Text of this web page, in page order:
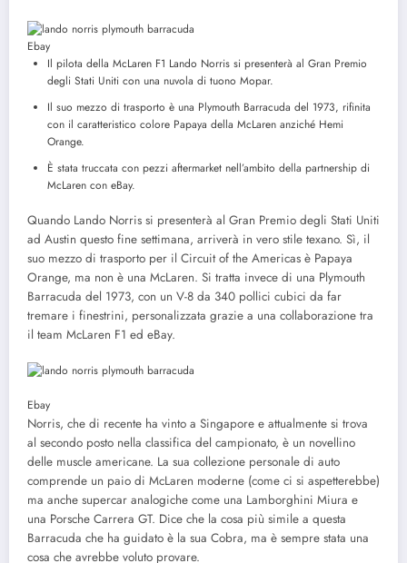
Ebay
Il pilota della McLaren F1 Lando Norris si presenterà al Gran Premio
degli Stati Uniti con una nuvola di tuono Mopar.
Il suo mezzo di trasporto è una Plymouth Barracuda del 1973, rifinita
con il caratteristico colore Papaya della McLaren anziché Hemi
Orange.
È stata truccata con pezzi aftermarket nell’ambito della partnership di
McLaren con eBay.
Quando Lando Norris si presenterà al Gran Premio degli Stati Uniti
ad Austin questo fine settimana, arriverà in vero stile texano. Sì, il
suo mezzo di trasporto per il Circuit of the Americas è Papaya
Orange, ma non è una McLaren. Si tratta invece di una Plymouth
Barracuda del 1973, con un V-8 da 340 pollici cubici da far
tremare i finestrini, personalizzata grazie a una collaborazione tra
il team McLaren F1 ed eBay.
Ebay
Norris, che di recente ha vinto a Singapore e attualmente si trova
al secondo posto nella classifica del campionato, è un novellino
delle muscle americane. La sua collezione personale di auto
comprende un paio di McLaren moderne (come ci si aspetterebbe)
ma anche supercar analogiche come una Lamborghini Miura e
una Porsche Carrera GT. Dice che la cosa più simile a questa
Barracuda che ha guidato è la sua Cobra, ma è sempre stata una
cosa che avrebbe voluto provare.